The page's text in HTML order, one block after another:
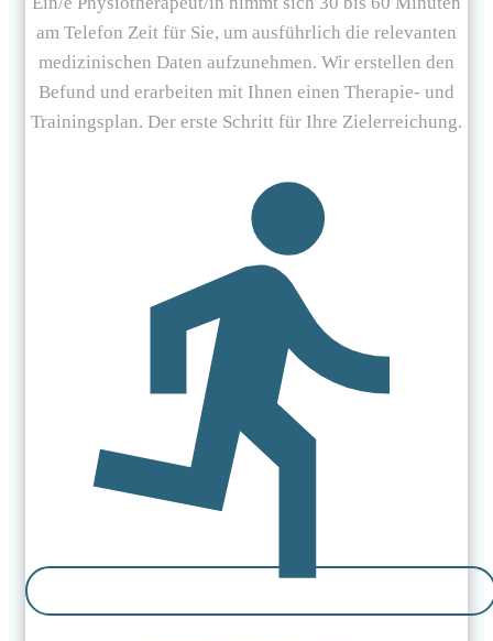
am Telefon Zeit für Sie, um ausführlich die relevanten
medizinischen Daten aufzunehmen. Wir erstellen den
Befund und erarbeiten mit Ihnen einen Therapie- und
Trainingsplan. Der erste Schritt für Ihre Zielerreichung.